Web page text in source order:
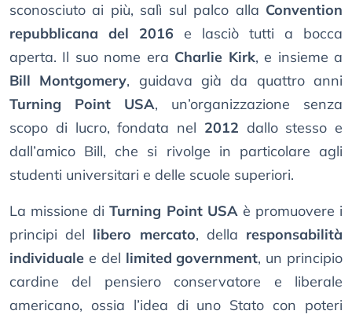
sconosciuto ai più, salì sul palco alla Convention
repubblicana del 2016 e lasciò tutti a bocca
aperta. Il suo nome era Charlie Kirk, e insieme a
Bill Montgomery, guidava già da quattro anni
Turning Point USA, un’organizzazione senza
scopo di lucro, fondata nel 2012 dallo stesso e
dall’amico Bill, che si rivolge in particolare agli
studenti universitari e delle scuole superiori.
La missione diTurning Point USAè promuovere i
principi del libero mercato, della responsabilità
individuale e del limited government, un principio
cardine del pensiero conservatore e liberale
americano, ossia l’idea di uno Stato con poteri